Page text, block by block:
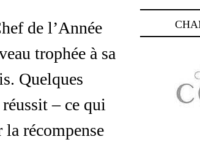
de l’Année
trophée à sa
Quelques
– ce qui
récompense